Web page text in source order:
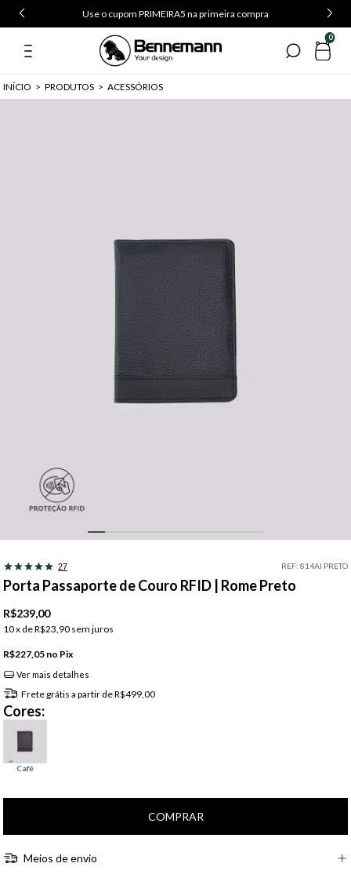
Use o cupom PRIMEIRA5 na primeira compra
0
INÍCIO > PRODUTOS > ACESSÓRIOS
27 REF: 814AI PRETO
Porta Passaporte de Couro RFID | Rome Preto
R$239,00
10x deR$23,90 sem juros
R$227,05 Pix
Ver mais detalhes
Frete grátis a partir deR$499,00
Cores:
Meios de envio